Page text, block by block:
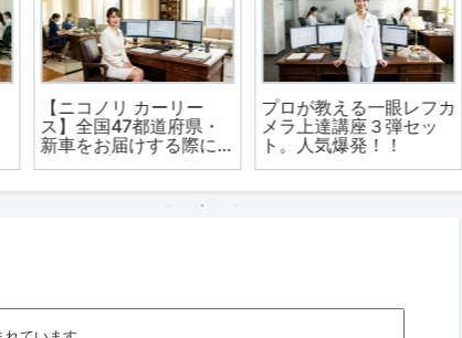
売る気、満々のホン
ダ！！新基準原付
Dio110 Lite（ライ
）』が11月20日に発
医学書、看護学・薬学の
大学教科書や専門書の買
取サイト【メディカルマ
イスター】
冷